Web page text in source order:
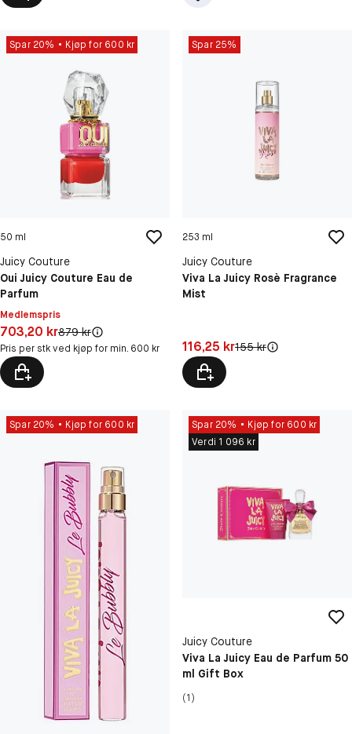
Spar 20% Kjøp for 600 kr
50 ml
Juicy Couture
Oui Juicy Couture Eau de
Parfum
Medlemspris
Pris: 703,20 kr
703,20 krOriginal pris:
879 kr
Pris per stk ved kjøp for min. 600 kr
Spar 25%
253 ml
Juicy Couture
Viva La Juicy Rosè Fragrance
Mist
Pris: 116,25 kr
116,25 krOriginal pris:
155 kr
Spar 20% Kjøp for 600 kr Spar 20%
Kjøp for 600 kr
Verdi 1 096 kr
Juicy Couture
Viva La Juicy Eau de Parfum 50
ml Gift Box
(1)